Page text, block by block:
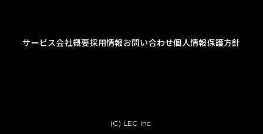
サービス会社概要採用情報お問い合わせ個人情報保護方針
(C) LEC Inc.